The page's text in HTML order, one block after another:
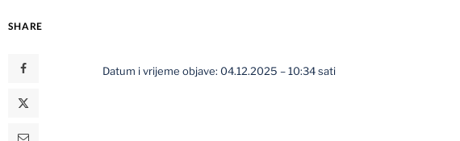
SHARE
Datum i vrijeme objave: 04.12.2025 – 10:34 sati